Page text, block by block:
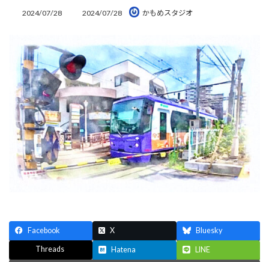
2024/07/28
最
日
時
:
2024/07/28 かもめスタジオ
Facebook X Bluesky
Threads Hatena LINE